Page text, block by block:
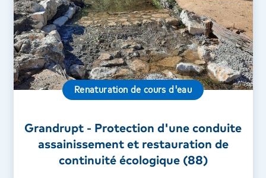
Renaturation de cours d'eau
Grandrupt - Protection d'une conduite
assainissement et restauration de
continuité écologique (88)